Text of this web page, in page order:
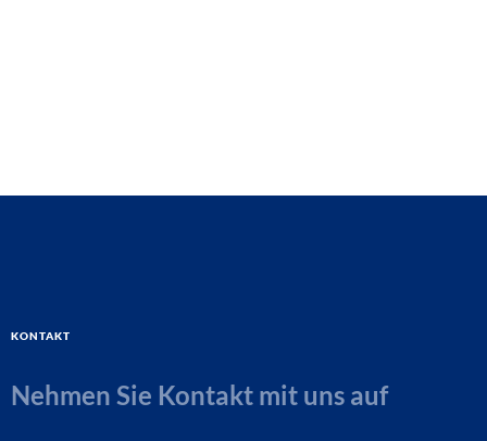
Kontakt
Nehmen Sie Kontakt mit uns auf